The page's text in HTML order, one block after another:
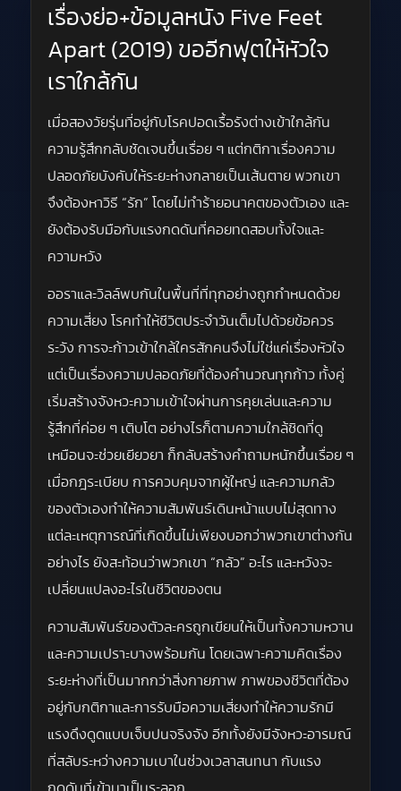
เรื่องย่อ+ข้อมูลหนัง Five Feet
Apart (2019) ขออีกฟุตให้หัวใจ
เราใกล้กัน
เมื่อสองวัยรุ่นที่อยู่กับโรคปอดเรื้อรังต่างเข้าใกล้กัน
ความรู้สึกกลับชัดเจนขึ้นเรื่อย ๆ แต่กติกาเรื่องความ
ปลอดภัยบังคับให้ระยะห่างกลายเป็นเส้นตาย พวกเขา
จึงต้องหาวิธี “รัก” โดยไม่ทำร้ายอนาคตของตัวเอง และ
ยังต้องรับมือกับแรงกดดันที่คอยทดสอบทั้งใจและ
ความหวัง
ออราและวิลล์พบกันในพื้นที่ที่ทุกอย่างถูกกำหนดด้วย
ความเสี่ยง โรคทำให้ชีวิตประจำวันเต็มไปด้วยข้อควร
ระวัง การจะก้าวเข้าใกล้ใครสักคนจึงไม่ใช่แค่เรื่องหัวใจ
แต่เป็นเรื่องความปลอดภัยที่ต้องคำนวณทุกก้าว ทั้งคู่
เริ่มสร้างจังหวะความเข้าใจผ่านการคุยเล่นและความ
รู้สึกที่ค่อย ๆ เติบโต อย่างไรก็ตามความใกล้ชิดที่ดู
เหมือนจะช่วยเยียวยา ก็กลับสร้างคำถามหนักขึ้นเรื่อย ๆ
เมื่อกฎระเบียบ การควบคุมจากผู้ใหญ่ และความกลัว
ของตัวเองทำให้ความสัมพันธ์เดินหน้าแบบไม่สุดทาง
แต่ละเหตุการณ์ที่เกิดขึ้นไม่เพียงบอกว่าพวกเขาต่างกัน
อย่างไร ยังสะท้อนว่าพวกเขา “กลัว” อะไร และหวังจะ
เปลี่ยนแปลงอะไรในชีวิตของตน
ความสัมพันธ์ของตัวละครถูกเขียนให้เป็นทั้งความหวาน
และความเปราะบางพร้อมกัน โดยเฉพาะความคิดเรื่อง
ระยะห่างที่เป็นมากกว่าสิ่งกายภาพ ภาพของชีวิตที่ต้อง
อยู่กับกติกาและการรับมือความเสี่ยงทำให้ความรักมี
แรงดึงดูดแบบเจ็บปนจริงจัง อีกทั้งยังมีจังหวะอารมณ์
ที่สลับระหว่างความเบาในช่วงเวลาสนทนา กับแรง